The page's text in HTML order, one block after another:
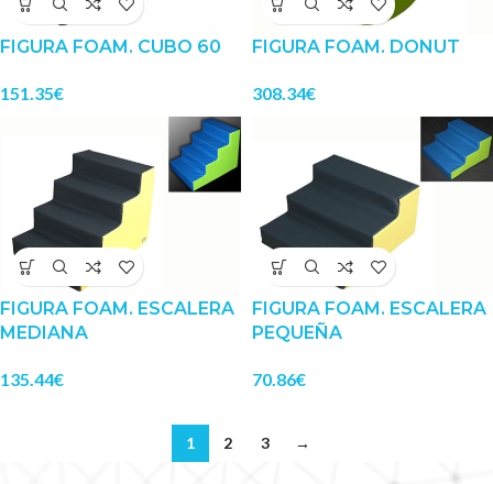
FIGURA FOAM. CUBO 60
151.35€
FIGURA FOAM. DONUT
308.34€
FIGURA FOAM. ESCALERA
MEDIANA
135.44€
FIGURA FOAM. ESCALERA
PEQUEÑA
70.86€
1 2 3 →